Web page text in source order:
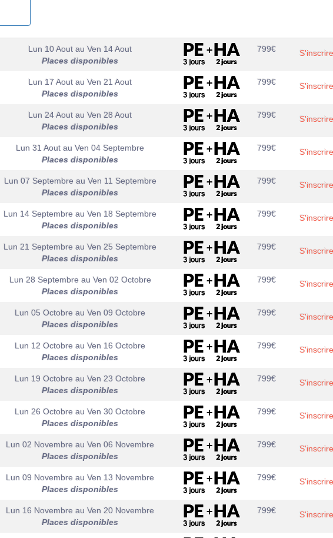
Lun 10 Aout au Ven 14 Aout
Places disponibles
799€ S'inscrire
Lun 17 Aout au Ven 21 Aout
Places disponibles
799€ S'inscrire
Lun 24 Aout au Ven 28 Aout
Places disponibles
799€ S'inscrire
Lun 31 Aout au Ven 04 Septembre
Places disponibles
799€ S'inscrire
Lun 07 Septembre au Ven 11 Septembre
Places disponibles
799€ S'inscrire
Lun 14 Septembre au Ven 18 Septembre
Places disponibles
799€ S'inscrire
Lun 21 Septembre au Ven 25 Septembre
Places disponibles
799€ S'inscrire
Lun 28 Septembre au Ven 02 Octobre
Places disponibles
799€ S'inscrire
Lun 05 Octobre au Ven 09 Octobre
Places disponibles
799€ S'inscrire
Lun 12 Octobre au Ven 16 Octobre
Places disponibles
799€ S'inscrire
Lun 19 Octobre au Ven 23 Octobre
Places disponibles
799€ S'inscrire
Lun 26 Octobre au Ven 30 Octobre
Places disponibles
799€ S'inscrire
Lun 02 Novembre au Ven 06 Novembre
Places disponibles
799€ S'inscrire
Lun 09 Novembre au Ven 13 Novembre
Places disponibles
799€ S'inscrire
Lun 16 Novembre au Ven 20 Novembre
Places disponibles
799€ S'inscrire